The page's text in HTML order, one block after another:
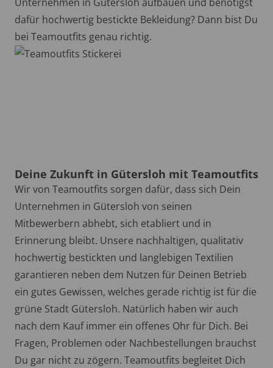
dafür hochwertig bestickte Bekleidung? Dann bist Du
bei Teamoutfits genau richtig.
Deine Zukunft in Gütersloh mit Teamoutfits
Wir von Teamoutfits sorgen dafür, dass sich Dein
Unternehmen in Gütersloh von seinen
Mitbewerbern abhebt, sich etabliert und in
Erinnerung bleibt. Unsere nachhaltigen, qualitativ
hochwertig bestickten und langlebigen Textilien
garantieren neben dem Nutzen für Deinen Betrieb
ein gutes Gewissen, welches gerade richtig ist für die
grüne Stadt Gütersloh. Natürlich haben wir auch
nach dem Kauf immer ein offenes Ohr für Dich. Bei
Fragen, Problemen oder Nachbestellungen brauchst
Du gar nicht zu zögern. Teamoutfits begleitet Dich